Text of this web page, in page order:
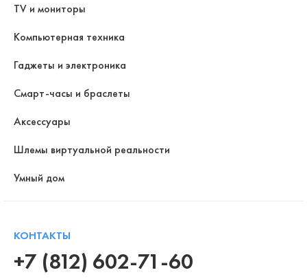
TV и мониторы
Компьютерная техника
Гаджеты и электроника
Смарт-часы и браслеты
Аксессуары
Шлемы виртуальной реальности
Умный дом
КОНТАКТЫ
+7 (812) 602-71-60